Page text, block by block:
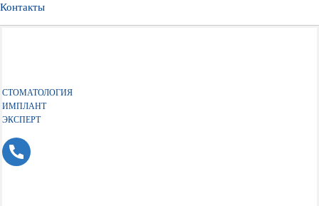
Контакты
СТОМАТОЛОГИЯ
ИМПЛАНТ
ЭКСПЕРТ